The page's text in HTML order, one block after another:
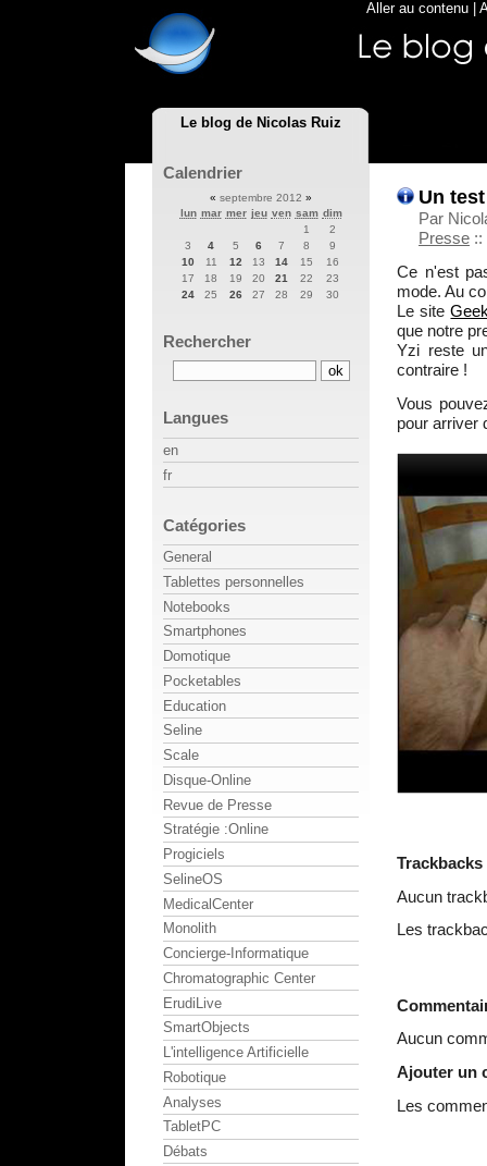
Le blog de Nicolas Ruiz
Aller au contenu
Un
Par
Presse ::
Ce n'est
mode. Au
Le site
que notre
Yzi reste
contraire !
Vous
pour arriver
Trackbacks
Aucun
Les
Aucun
Ajouter un
Les
Calendrier
« septembre 2012 »
lun mar mer jeu ven sam dim
1
2
3
4 5 6 7 8
9
10
11 12 13 14 15
16
17
18 19 20 21 22
23
24
25 26 27 28 29 30
Rechercher
Langues
en
fr
Catégories
General
Tablettes personnelles
Notebooks
Smartphones
Domotique
Pocketables
Education
Seline
Scale
Disque-Online
Revue de Presse
Stratégie :Online
Progiciels
SelineOS
MedicalCenter
Monolith
Concierge-Informatique
Chromatographic Center
ErudiLive
SmartObjects
L'intelligence Artificielle
Robotique
Analyses
TabletPC
Débats